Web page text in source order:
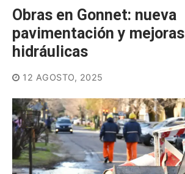
Obras en Gonnet: nueva
pavimentación y mejoras
hidráulicas
12 AGOSTO, 2025